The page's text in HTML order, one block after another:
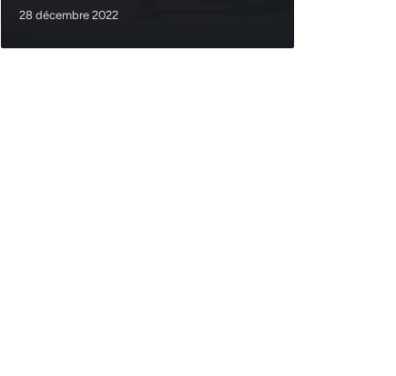
28 décembre 2022